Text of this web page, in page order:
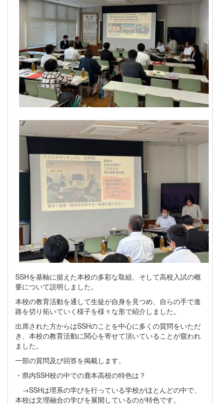
SSHを基軸に据えた本校の多彩な取組、そして高校入試の概
要について説明しました。
本校の教育活動を通して生徒が自身を見つめ、自らの手で進
路を切り拓いていく様子を様々な形で紹介しました。
出席された方からはSSHのことを中心に多くの質問をいただ
き、本校の教育活動に関心を寄せて頂いていることが窺われ
ました。
一部の質問及び回答を掲載します。
・県内SSH校の中での鹿本高校の特色は？
→SSHは理系の学びを行っている学校がほとんどの中で、
本校は文理融合の学びを展開しているのが特色です。